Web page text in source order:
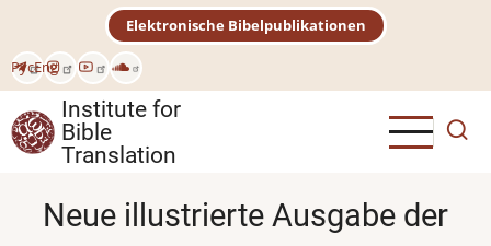
main
content
РусEng
Elektronische Bibelpublikationen
Institute for
Bible
Translation
Neue illustrierte Ausgabe der